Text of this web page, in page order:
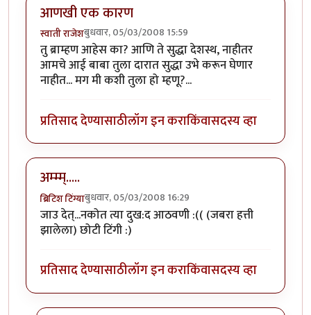
आणखी एक कारण
स्वाती राजेशबुधवार, 05/03/2008 15:59
तु ब्राम्हण आहेस का? आणि ते सुद्धा देशस्थ, नाहीतर
आमचे आई बाबा तुला दारात सुद्धा उभे करून घेणार
नाहीत... मग मी कशी तुला हो म्हणू?...
प्रतिसाद देण्यासाठीलॉग इन कराकिंवासदस्य व्हा
अम्म्म्.....
ब्रिटिश टिंग्याबुधवार, 05/03/2008 16:29
जाउ देत्...नकोत त्या दुख:द आठवणी :(( (जबरा हत्ती
झालेला) छोटी टिंगी :)
प्रतिसाद देण्यासाठीलॉग इन कराकिंवासदस्य व्हा